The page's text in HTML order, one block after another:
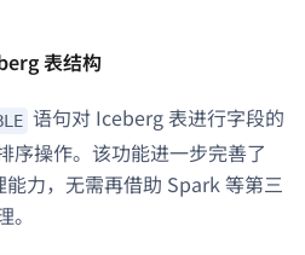
表结构
语句对 Iceberg 表进行字段的
序操作。该功能进一步完善了
力，无需再借助 Spark 等第三